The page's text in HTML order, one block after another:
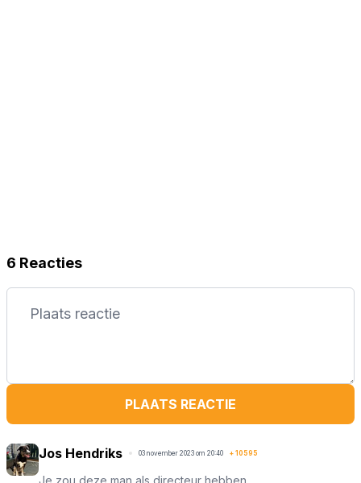
6 Reacties
PLAATS REACTIE
Jos Hendriks 03 november 2023 om 20:40 + 10595
Je zou deze man als directeur hebben.